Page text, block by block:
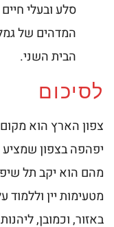
סלע ובעלי
המדהים של
הבית השני.
לסיכום
צפון הארץ הוא
יפהפה בצפון
מהם הוא יקב תל
מטעימות יין
באזור, וכמובן,